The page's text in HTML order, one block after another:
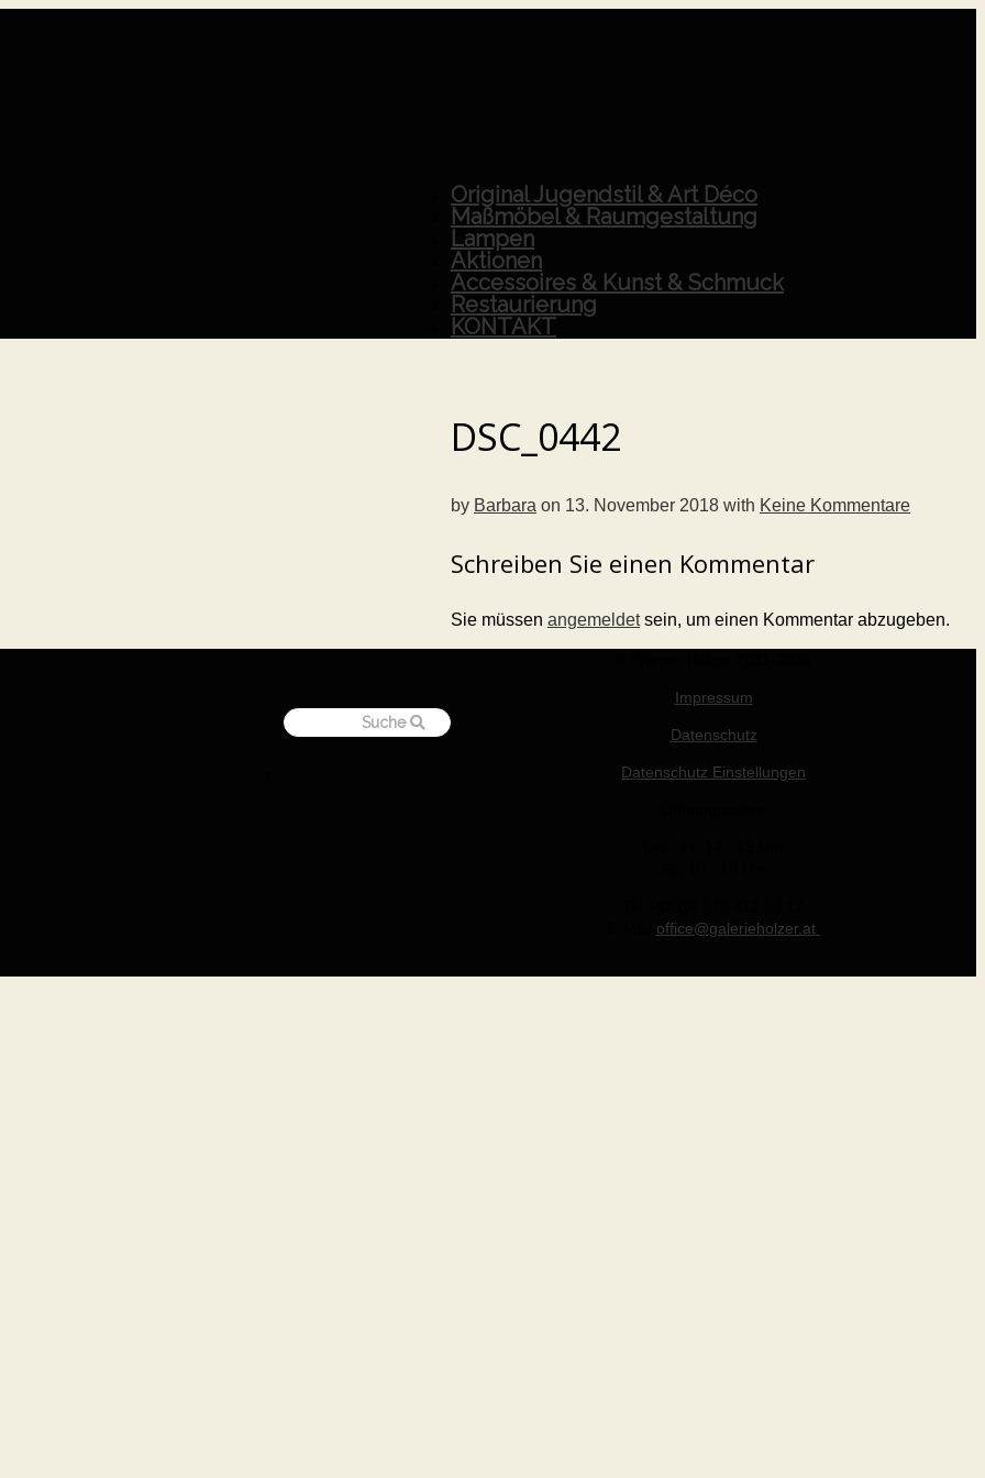
Original Jugendstil & Art Déco
Maßmöbel & Raumgestaltung
Lampen
Aktionen
Accessoires & Kunst & Schmuck
Restaurierung
KONTAKT
DSC_0442
by Barbara on 13. November 2018 with Keine Kommentare
Schreiben Sie einen Kommentar
Sie müssen angemeldetsein, um einen Kommentar abzugeben.
Impressum
Datenschutz
Datenschutz Einstellungen
office@galerieholzer.at